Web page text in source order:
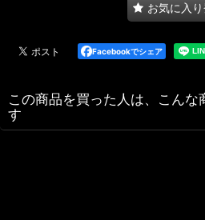
お気に入
Facebookでシェア
この商品を買った人は、こんな
す